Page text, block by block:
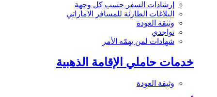
إرشادات السفر حسب كل وجهة
البلاغات الطارئة للمسافر الاماراتي
وثيقة العودة
تواجدي
شهادات لمن يهمّه الأمر
خدمات حاملي الإقامة الذهبية
وثيقة العودة